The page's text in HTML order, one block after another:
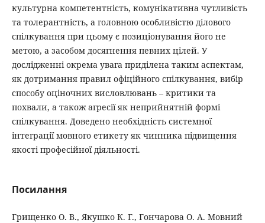
культурна компетентність, комунікативна чутливість
та толерантність, а головною особливістю ділового
спілкування при цьому є позиціонування його не
метою, а засобом досягнення певних цілей. У
дослідженні окрема увага приділена таким аспектам,
як дотримання правил офіційного спілкування, вибір
способу оціночних висловлювань – критики та
похвали, а також агресії як неприйнятній формі
спілкування. Доведено необхідність системної
інтеграції мовного етикету як чинника підвищення
якості професійної діяльності.
Посилання
Грищенко О. В., Якушко К. Г., Гончарова О. А. Мовний